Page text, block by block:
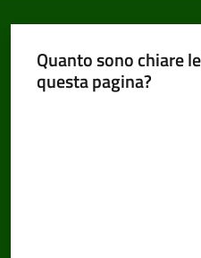
Quanto sono chiare
questa pagina?